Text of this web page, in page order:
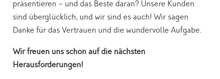
präsentieren – und das Beste daran? Unsere Kunden
sind überglücklich, und wir sind es auch! Wir sagen
Danke für das Vertrauen und die wundervolle Aufgabe.
Wir freuen uns schon auf die nächsten
Herausforderungen!